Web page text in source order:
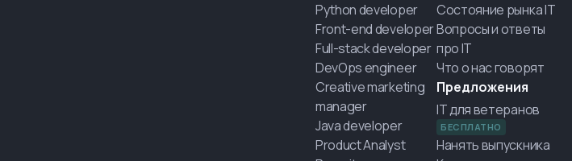
Python developer
Front-end developer
Full-stack developer
DevOps engineer
Creative marketing
manager
Java developer
Product Analyst
Состояние рынка IT
Вопросы и ответы
про IT
Что о нас говорят
Предложения
IT для ветеранов
БЕСПЛАТНО
Нанять выпускника